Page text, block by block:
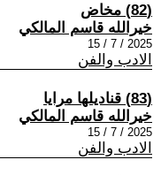
(82) مخاض
خيرالله قاسم المالكي
2025 / 7 / 15
الادب والفن
(83) قناديلها مرايا
خيرالله قاسم المالكي
2025 / 7 / 15
الادب والفن